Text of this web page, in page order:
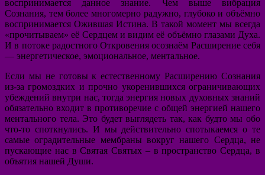
воспринимается данное знание. Чем выше вибрация
Сознания, тем более многомерно радужно, глубоко и объёмно
воспринимается Ожившая Истина. В такой момент мы всегда
«прочитываем» её Сердцем и видим её объёмно глазами Духа.
И в потоке радостного Откровения осознаём Расширение себя
— энергетическое, эмоциональное, ментальное.
Если мы не готовы к естественному Расширению Сознания
из-за громоздких и прочно укоренившихся ограничивающих
убеждений внутри нас, тогда энергия новых духовных знаний
обязательно входит в противоречие с общей энергией нашего
ментального тела. Это будет выглядеть так, как будто мы обо
что-то споткнулись. И мы действительно спотыкаемся о те
самые оградительные мембраны вокруг нашего Сердца, не
пускающие нас в Святая Святых – в пространство Сердца, в
объятия нашей Души.